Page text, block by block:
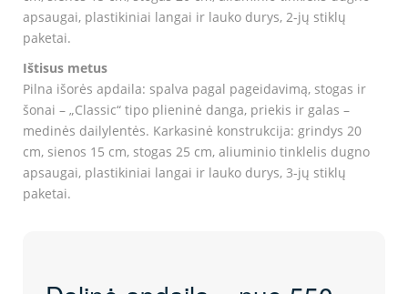
apsaugai, plastikiniai langai ir lauko durys, 2-jų stiklų
paketai.
Ištisus metus
Pilna išorės apdaila: spalva pagal pageidavimą, stogas ir
šonai – „Classic“ tipo plieninė danga, priekis ir galas –
medinės dailylentės. Karkasinė konstrukcija: grindys 20
cm, sienos 15 cm, stogas 25 cm, aliuminio tinklelis dugno
apsaugai, plastikiniai langai ir lauko durys, 3-jų stiklų
paketai.